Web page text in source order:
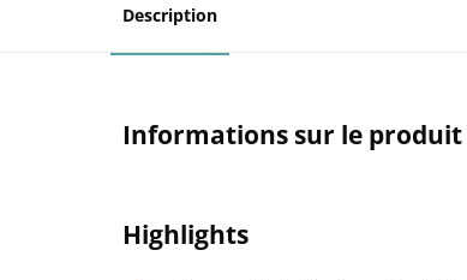
Description
Informations sur le produit
Highlights